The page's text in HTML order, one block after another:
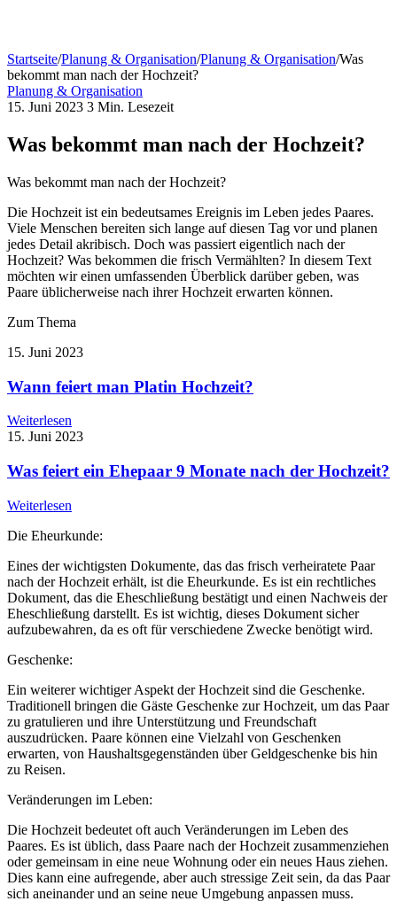
Startseite/Planung & Organisation/Planung & Organisation/Was
bekommt man nach der Hochzeit?
Planung & Organisation
15. Juni 2023 3 Min. Lesezeit
Was bekommt man nach der Hochzeit?
Was bekommt man nach der Hochzeit?
Die Hochzeit ist ein bedeutsames Ereignis im Leben jedes Paares.
Viele Menschen bereiten sich lange auf diesen Tag vor und planen
jedes Detail akribisch. Doch was passiert eigentlich nach der
Hochzeit? Was bekommen die frisch Vermählten? In diesem Text
möchten wir einen umfassenden Überblick darüber geben, was
Paare üblicherweise nach ihrer Hochzeit erwarten können.
Zum Thema
15. Juni 2023
Wann feiert man Platin Hochzeit?
Weiterlesen
15. Juni 2023
Was feiert ein Ehepaar 9 Monate nach der Hochzeit?
Weiterlesen
Die Eheurkunde:
Eines der wichtigsten Dokumente, das das frisch verheiratete Paar
nach der Hochzeit erhält, ist die Eheurkunde. Es ist ein rechtliches
Dokument, das die Eheschließung bestätigt und einen Nachweis der
Eheschließung darstellt. Es ist wichtig, dieses Dokument sicher
aufzubewahren, da es oft für verschiedene Zwecke benötigt wird.
Geschenke:
Ein weiterer wichtiger Aspekt der Hochzeit sind die Geschenke.
Traditionell bringen die Gäste Geschenke zur Hochzeit, um das Paar
zu gratulieren und ihre Unterstützung und Freundschaft
auszudrücken. Paare können eine Vielzahl von Geschenken
erwarten, von Haushaltsgegenständen über Geldgeschenke bis hin
zu Reisen.
Veränderungen im Leben:
Die Hochzeit bedeutet oft auch Veränderungen im Leben des
Paares. Es ist üblich, dass Paare nach der Hochzeit zusammenziehen
oder gemeinsam in eine neue Wohnung oder ein neues Haus ziehen.
Dies kann eine aufregende, aber auch stressige Zeit sein, da das Paar
sich aneinander und an seine neue Umgebung anpassen muss.